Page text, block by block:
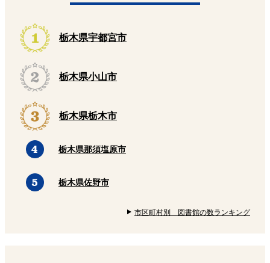
栃木県宇都宮市
栃木県小山市
栃木県栃木市
栃木県那須塩原市
栃木県佐野市
市区町村別 図書館の数ランキング